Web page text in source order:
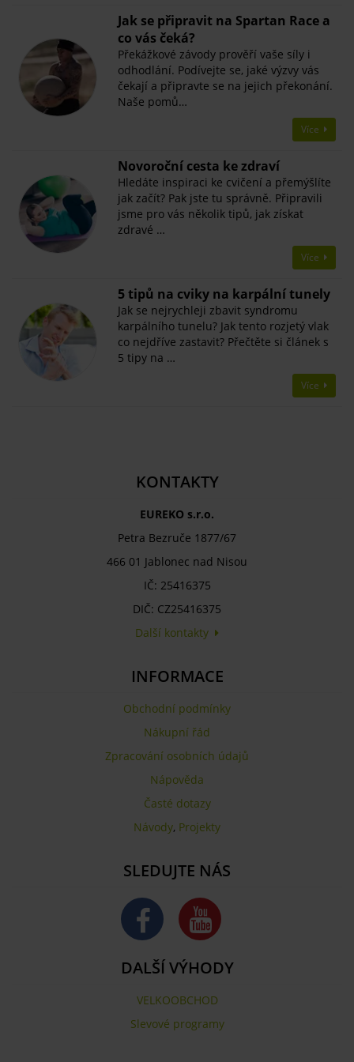
Jak se připravit na Spartan Race a
co vás čeká?
Překážkové závody prověří vaše síly i
odhodlání. Podívejte se, jaké výzvy vás
čekají a připravte se na jejich překonání.
Naše pomů…
Více
Novoroční cesta ke zdraví
Hledáte inspiraci ke cvičení a přemýšlíte
jak začít? Pak jste tu správně. Připravili
jsme pro vás několik tipů, jak získat
zdravé …
Více
5 tipů na cviky na karpální tunely
Jak se nejrychleji zbavit syndromu
karpálního tunelu? Jak tento rozjetý vlak
co nejdříve zastavit? Přečtěte si článek s
5 tipy na …
Více
KONTAKTY
EUREKO s.r.o.
Petra Bezruče 1877/67
466 01 Jablonec nad Nisou
IČ: 25416375
DIČ: CZ25416375
Další kontakty
INFORMACE
Obchodní podmínky
Nákupní řád
Zpracování osobních údajů
Nápověda
Časté dotazy
Návody, Projekty
SLEDUJTE NÁS
DALŠÍ VÝHODY
VELKOOBCHOD
Slevové programy